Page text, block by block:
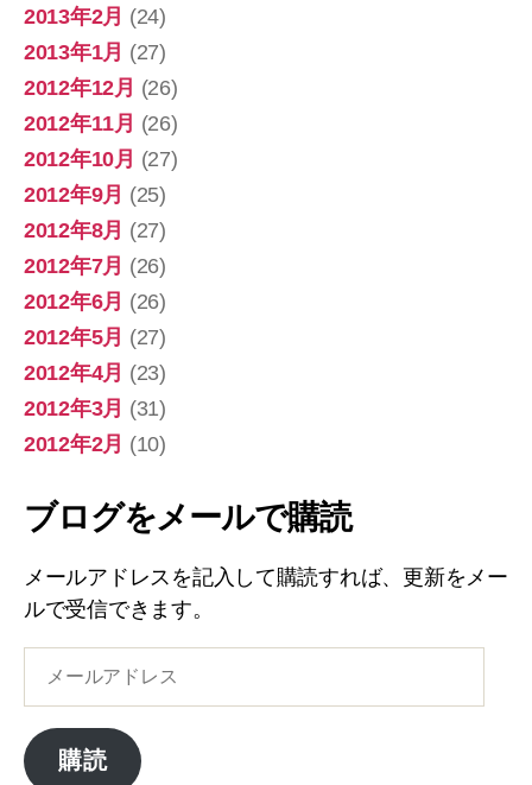
2013年2月 (24)
2013年1月 (27)
2012年12月 (26)
2012年11月 (26)
2012年10月 (27)
2012年9月 (25)
2012年8月 (27)
2012年7月 (26)
2012年6月 (26)
2012年5月 (27)
2012年4月 (23)
2012年3月 (31)
2012年2月 (10)
ブログをメールで購読
メールアドレスを記入して購読すれば、更新をメー
ルで受信できます。
ア
ド
購読